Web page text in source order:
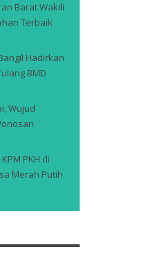
Barat Wakili
Terbaik
Hadirkan
BMD
Wujud
PKH di
Merah Putih